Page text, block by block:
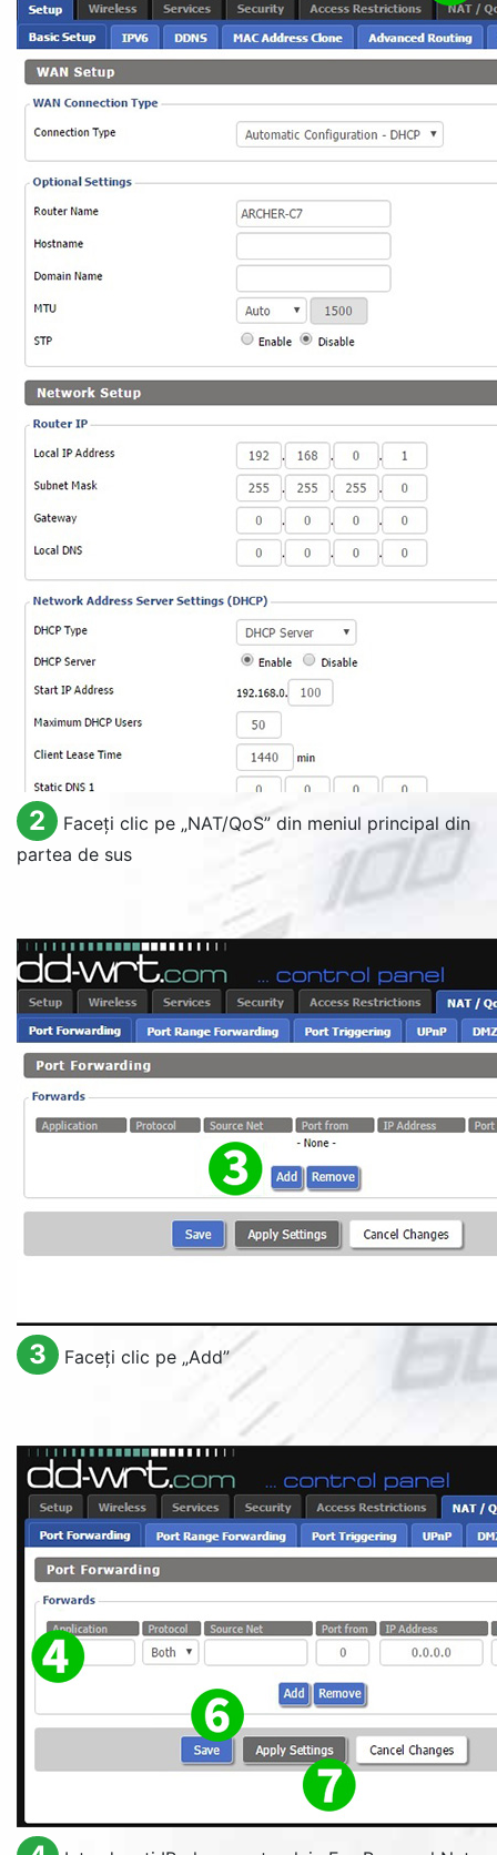
2 Faceți clic pe „NAT/QoS” din meniul principal din
partea de sus
3 Faceți clic pe „Add”